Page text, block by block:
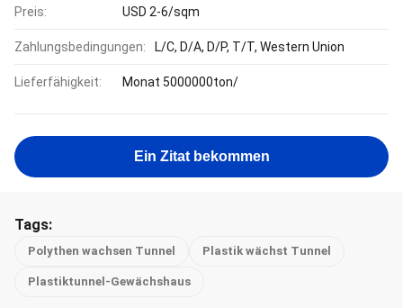
Preis: USD 2-6/sqm
Zahlungsbedingungen: L/C, D/A, D/P, T/T, Western Union
Lieferfähigkeit: Monat 5000000ton/
Ein Zitat bekommen
Tags:
Polythen wachsen Tunnel Plastik wächst Tunnel
Plastiktunnel-Gewächshaus